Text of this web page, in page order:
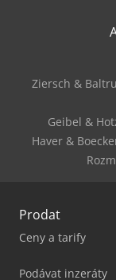
Weima Wlk
Ziersch &
Geibel &
Haver &
Prodat
Ceny a tarify
Podávat inzeráty